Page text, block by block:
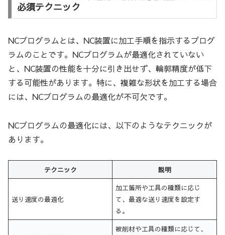
必須テクニック
NCプログラムとは、NC装置に加工手順を指示するプログ
ラムのことです。NCプログラムが最適化されていない
と、NC装置の性能を十分に引き出せず、輪郭精度が低下
する可能性があります。特に、複雑な形状を加工する場合
には、NCプログラムの最適化が不可欠です。
NCプログラムの最適化には、以下のようなテクニックが
あります。
テクニック 説明
送り速度の最適化
加工箇所や工具の種類に応じ
て、最適な送り速度を設定す
る。
被削材や工具の種類に応じて、